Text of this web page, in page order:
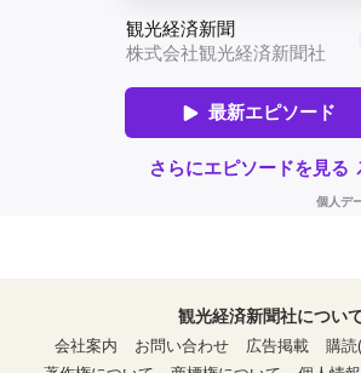
観光経済新聞社につい
会社案内
お問い合わせ 広告掲載
購読